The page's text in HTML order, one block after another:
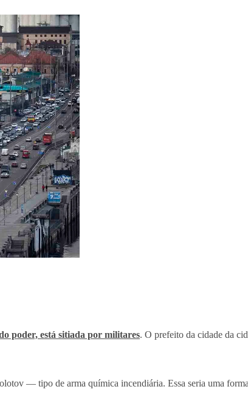
poder, está sitiada por militares. O prefeito da cidade da
— tipo de arma química incendiária. Essa seria uma